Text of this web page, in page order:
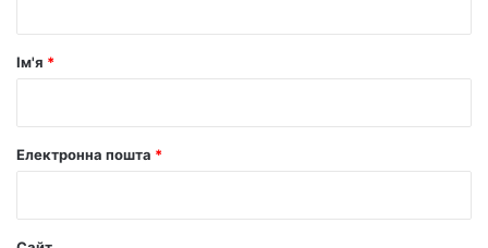
рІм'я *
Електронна пошта *